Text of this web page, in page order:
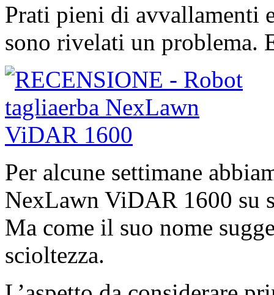
Prati pieni di avvallamenti
sono rivelati un problema.
Per alcune settimane
NexLawn ViDAR 1600 su
Ma come il suo nome
scioltezza.